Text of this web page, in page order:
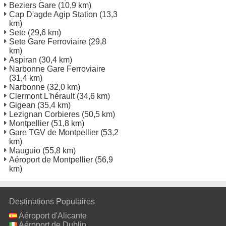
Beziers Gare (10,9 km)
Cap D'agde Agip Station (13,3
km)
Sete (29,6 km)
Sete Gare Ferroviaire (29,8
km)
Aspiran (30,4 km)
Narbonne Gare Ferroviaire
(31,4 km)
Narbonne (32,0 km)
Clermont L'hérault(34,6 km)
Gigean (35,4 km)
Lezignan Corbieres (50,5 km)
Montpellier (51,8 km)
Gare TGV de Montpellier (53,2
km)
Mauguio (55,8 km)
Aéroport de Montpellier (56,9
km)
Destinations Populaires
Aéroport d'Alicante